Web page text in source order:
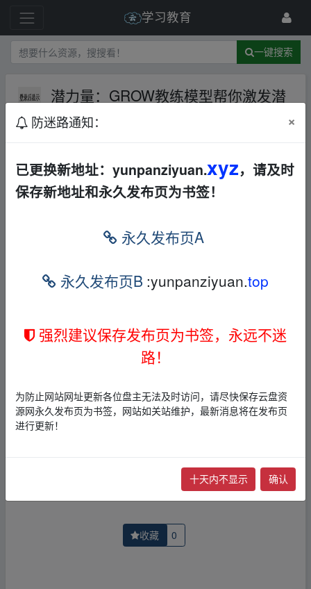
学习教育
一键搜索
潜力量：GROW教练模型帮你激发潜
能
夸克网盘
潜力量：GROW教练模型帮你激发潜能
本帖含有隐藏内容，请您 回复 后查看
1，本站所有内容均为站内网盘爱好者分享发布的网盘链接
者文责自负。
3，本文内所有链接指向的云盘网盘资源，其版权归版权方
所有！其实际管理权为帖子发布者所有，本站无法操作相
版权投诉进行投诉，我们将在确认本文链接指向的资源存
在侵权后，立即删除相关介绍帖子！
收藏 0
防迷路通知： ×
已更换新地址：yunpanziyuan.xyz，请及时
保存新地址和永久发布页为书签！
永久发布页A
永久发布页B :yunpanziyuan.top
强烈建议保存发布页为书签，永远不迷
路！
为防止网站网址更新各位盘主无法及时访问，请尽快保存云盘资
源网永久发布页为书签，网站如关站维护，最新消息将在发布页
进行更新！
十天内不显示 确认